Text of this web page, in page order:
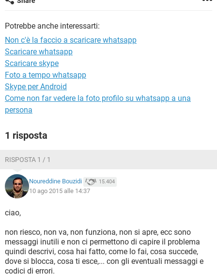
TIKTOK
Potrebbe anche interessarti:
Non c'è la faccio a scaricare whatsapp
Scaricare whatsapp
Scaricare skype
Foto a tempo whatsapp
Skype per Android
Come non far vedere la foto profilo su whatsapp a una
persona
1 risposta
RISPOSTA 1 / 1
Noureddine Bouzidi 15.404
10 ago 2015 alle 14:37
ciao,
non riesco, non va, non funziona, non si apre, ecc sono
messaggi inutili e non ci permettono di capire il problema
quindi descrivi, cosa hai fatto, come lo fai, cosa succede,
dove si blocca, cosa ti esce,... con gli eventuali messaggi e
codici di errori.